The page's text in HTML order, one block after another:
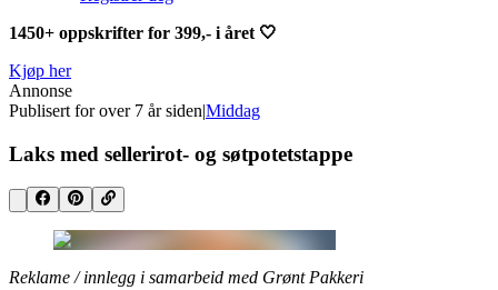
1450+ oppskrifter for 399,- i året 🤍
Kjøp her
Annonse
Publisert for over 7 år siden|Middag
Laks med sellerirot- og søtpotetstappe
Reklame / innlegg i samarbeid med Grønt Pakkeri